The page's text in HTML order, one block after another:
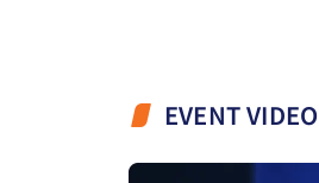
EVENT VIDEO